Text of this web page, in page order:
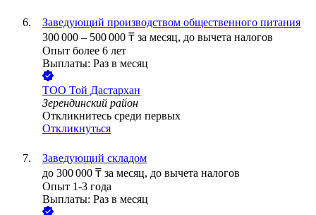
Заведующий производством общественного питания
300 000 – 500 000 ₸ за месяц, до вычета налогов
Опыт более 6 лет
Выплаты: Раз в месяц
ТОО Той Дастархан
Зерендинский район
Откликнитесь среди первых
Откликнуться
Заведующий складом
до 300 000 ₸ за месяц, до вычета налогов
Опыт 1-3 года
Выплаты: Раз в месяц